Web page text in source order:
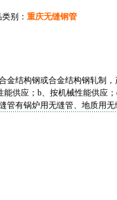
别： 重庆无缝钢管
金结构钢或合金结构钢轧制，
供应；b、按机械性能供应
管有锅炉用无缝管、地质用无